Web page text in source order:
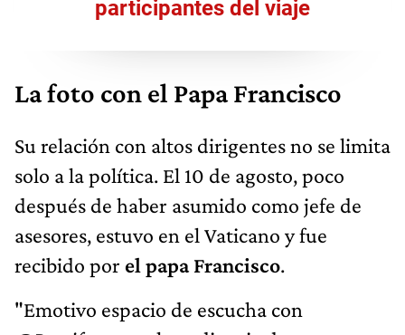
Su relación con altos dirigentes no se limita
después de haber asumido como jefe de
asesores, estuvo en el Vaticano y fue
recibido porel papa Francisco.
"Emotivo espacio de escucha con
jornada.Gracias por el encuentro María